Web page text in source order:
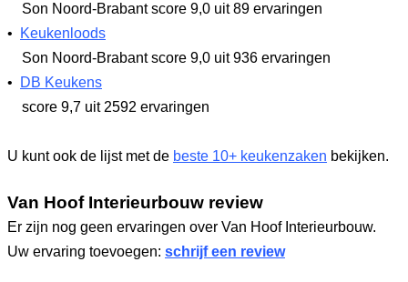
Son Noord-Brabantscore 9,0 uit 89 ervaringen
•
Keukenloods
Son Noord-Brabantscore 9,0 uit 936 ervaringen
•
DB Keukens
score 9,7 uit 2592 ervaringen
U kunt ook de lijst met de beste 10+ keukenzaken bekijken.
Van Hoof Interieurbouw review
Er zijn nog geen ervaringen over Van Hoof Interieurbouw.
Uw ervaring toevoegen: schrijf een review